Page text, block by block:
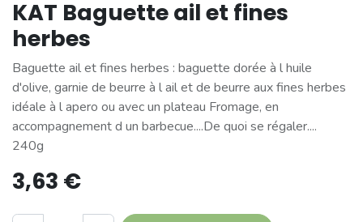
KAT Baguette ail et fines
herbes
Baguette ail et fines herbes : baguette dorée à l huile
d'olive, garnie de beurre à l ail et de beurre aux fines herbes
idéale à l apero ou avec un plateau Fromage, en
accompagnement d un barbecue....De quoi se régaler....
240g
3,63 €